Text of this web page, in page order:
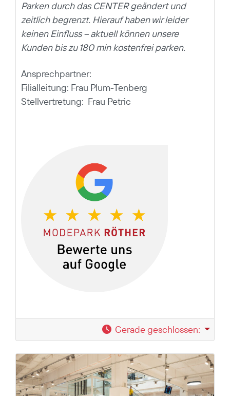
Parken durch das CENTER geändert und
zeitlich begrenzt. Hierauf haben wir leider
keinen Einfluss – aktuell können unsere
Kunden bis zu 180 min kostenfrei parken.
Ansprechpartner:
Filialleitung: Frau Plum-Tenberg
Stellvertretung: Frau Petric
Gerade geschlossen: